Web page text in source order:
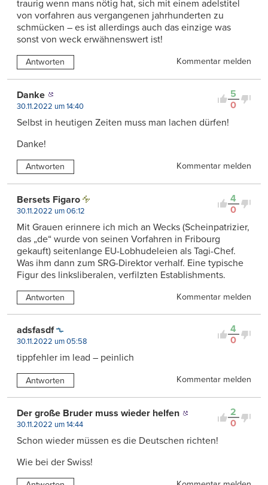
traurig wenn mans nötig hat, sich mit einem adelstitel
von vorfahren aus vergangenen jahrhunderten zu
schmücken – es ist allerdings auch das einzige was
sonst von weck erwähnenswert ist!
Antworten Kommentar melden
5
0
Danke
30.11.2022 um 14:40
Selbst in heutigen Zeiten muss man lachen dürfen!
Danke!
Antworten Kommentar melden
4
0
Bersets Figaro
30.11.2022 um 06:12
Mit Grauen erinnere ich mich an Wecks (Scheinpatrizier,
das „de“ wurde von seinen Vorfahren in Fribourg
gekauft) seitenlange EU-Lobhudeleien als Tagi-Chef.
Was ihm dann zum SRG-Direktor verhalf. Eine typische
Figur des linksliberalen, verfilzten Establishments.
Antworten Kommentar melden
4
0
adsfasdf
30.11.2022 um 05:58
tippfehler im lead – peinlich
Antworten Kommentar melden
2
0
Der große Bruder muss wieder helfen
30.11.2022 um 14:44
Schon wieder müssen es die Deutschen richten!
Wie bei der Swiss!